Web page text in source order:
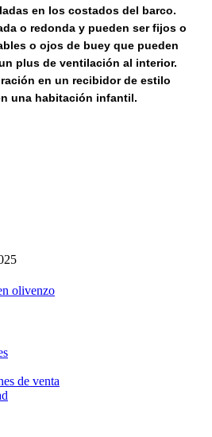
en los costados del barco.
o redonda y pueden ser fijos o
o ojos de buey que pueden
plus de ventilación al interior.
en un recibidor de estilo
una habitación infantil.
de venta